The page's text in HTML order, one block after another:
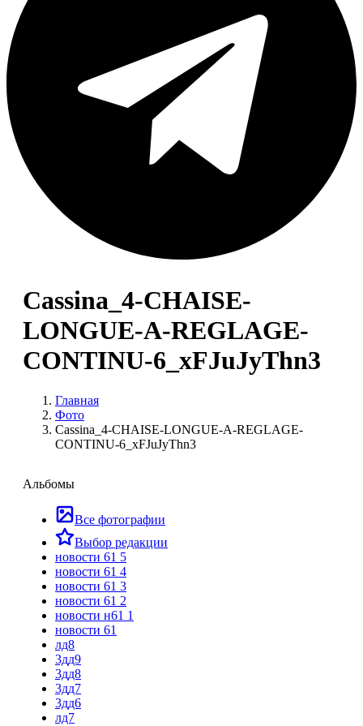
Cassina_4-CHAISE-
LONGUE-A-REGLAGE-
CONTINU-6_xFJuJyThn3
Главная
Фото
Cassina_4-CHAISE-LONGUE-A-REGLAGE-
CONTINU-6_xFJuJyThn3
Альбомы
Все фотографии
Выбор редакции
новости 61 5
новости 61 4
новости 61 3
новости 61 2
новости н61 1
новости 61
лд8
3дд9
3дд8
3дд7
3дд6
лд7